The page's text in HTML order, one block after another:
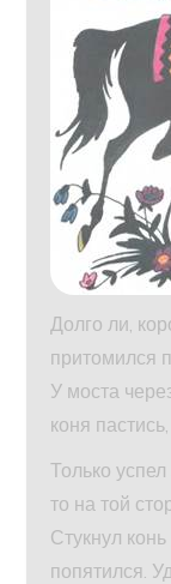
Долго ли,
притомился
У моста
коня
Только
то на той
Стукнул
попятился.